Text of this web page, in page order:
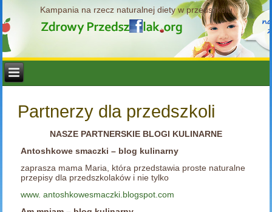
Kampania na rzecz naturalnej diety w przedszkolu
Partnerzy dla przedszkoli
NASZE PARTNERSKIE BLOGI KULINARNE
Antoshkowe smaczki – blog kulinarny
zaprasza mama Maria, która przedstawia proste naturalne
przepisy dla przedszkolaków i nie tylko
www. antoshkowesmaczki.blogspot.com